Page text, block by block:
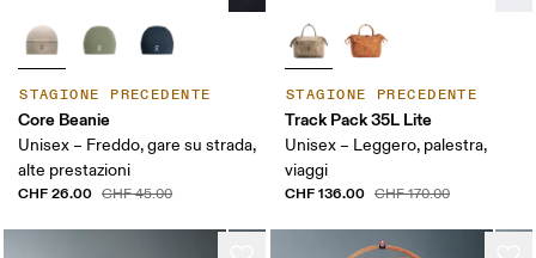
STAGIONE PRECEDENTE
Core Beanie
Unisex – Freddo, gare su strada,
alte prestazioni
CHF 26.00 CHF 45.00
STAGIONE PRECEDENTE
Track Pack 35L Lite
Unisex – Leggero, palestra,
viaggi
CHF 136.00 CHF 170.00